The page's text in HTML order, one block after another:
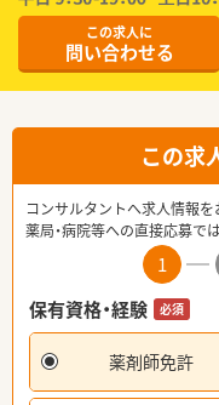
この求人に
問い合わせる
この求
コンサルタントへ求人情報を
薬局・病院等への直接応募で
1
保有資格・経験
必須
薬剤師免許